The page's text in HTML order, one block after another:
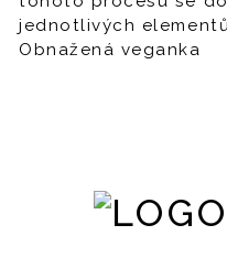
jednotlivých
Obnažená veganka